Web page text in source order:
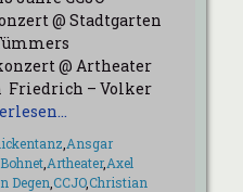
@ Stadtgarten
@ Artheater
Friedrich – Volker
Ansgar
, Artheater,Axel
Degen CCJO,Christian